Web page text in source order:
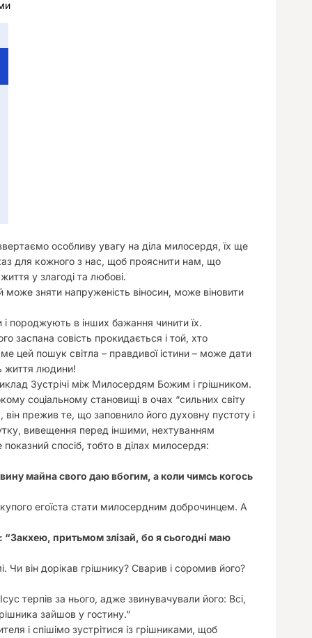
особливу увагу на діла милосердя, їх ще
для кожного з нас, щоб прояснити нам, що
у злагоді та любові.
зняти напруженість віносин, може віновити
породжують в інших бажання чинити їх.
заспана совість прокидається і той, хто
цей пошук світла – правдивої істини – може дати
життя людини!
Зустрічі між Милосердям Божим і грішником.
соціальному становищі в очах “сильних світу
прежив те, що заповнило його духовну пустоту і
вивещення перед іншими, нехтуванням
спосіб, тобто в ділах милосердя:
майна свого даю вбогим, а коли чимсь когось
егоїста стати милосердним доброчинцем. А
“Закхею, притьмом злізай, бо я сьогодні маю
Чи він дорікав грішнику? Сварив і соромив його?
терпів за нього, адже звинувачували його: Всі,
зайшов у гостину.”
і спішімо зустрітися із грішниками, щоб